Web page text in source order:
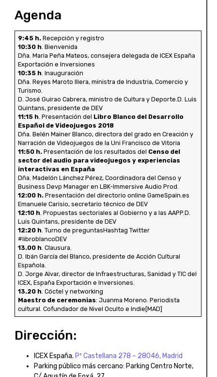
Agenda
9:45 h. Recepción y registro
10:30 h. Bienvenida
Dña. Maria Peña Mateos, consejera delegada de ICEX España
Exportación e Inversiones
10:35 h. Inauguración
Dña. Reyes Maroto Illera, ministra de Industria, Comercio y
Turismo.
D. José Guirao Cabrera, ministro de Cultura y Deporte.D. Luis
Quintans, presidente de DEV
11:15 h. Presentación del Libro Blanco del Desarrollo
Español de Videojuegos 2018
Dña. Belén Mainer Blanco, directora del grado en Creación y
Narración de Videojuegos de la Uni Francisco de Vitoria
11:50 h. Presentación de los resultados del Censo del
sector del audio para videojuegos y experiencias
interactivas en España
Dña. Madelón Lánchez Pérez, Coordinadora del Censo y
Business Devp Manager en LBK-Immersive Audio Prod.
12:00 h. Presentación del directorio online GameSpain.es
Emanuele Carisio, secretario técnico de DEV
12:10 h. Propuestas sectoriales al Gobierno y a las AAPP.D.
Luis Quintans, presidente de DEV
12:20 h. Turno de preguntasHashtag Twitter
#libroblancoDEV
13.00 h. Clausura.
D. Ibán García del Blanco, presidente de Acción Cultural
Española.
D. Jorge Alvar, director de Infraestructuras, Sanidad y TIC del
ICEX, España Exportación e Inversiones.
13.20 h. Cóctel y networking
Maestro de ceremonias: Juanma Moreno. Periodista
cultural. Cofundador de Nivel Oculto e Indie[MAD]
Dirección:
ICEX España. Pº Castellana 278 – 28046, Madrid
Parking público más cercano: Parking Centro Norte,